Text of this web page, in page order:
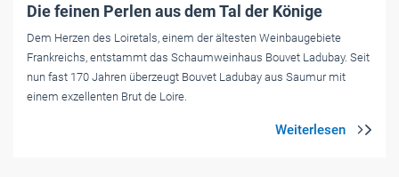
Die feinen Perlen aus dem Tal der Könige
Dem Herzen des Loiretals, einem der ältesten Weinbaugebiete
Frankreichs, entstammt das Schaumweinhaus Bouvet Ladubay. Seit
nun fast 170 Jahren überzeugt Bouvet Ladubay aus Saumur mit
einem exzellenten Brut de Loire.